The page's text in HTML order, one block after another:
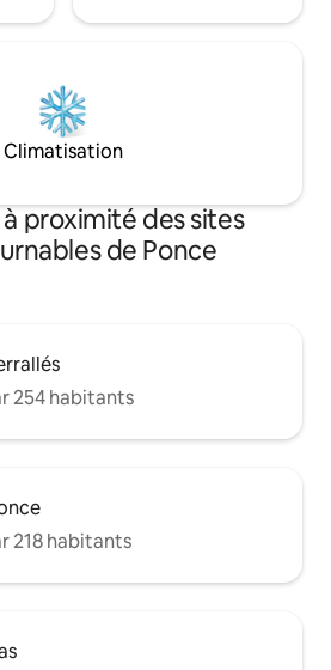
Climatisation
proximité des sites
de Ponce
254 habitants
218 habitants